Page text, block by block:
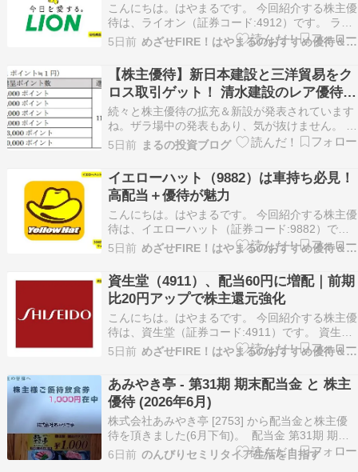
こんにちは。はやまるです。 今回紹介する株主優
待は、ライオン（証券コード:4912）です。 ライ
オンとは？ ライオンは、洗剤、歯磨き、石鹸など
を手がける日本の大手生活用品メーカーです。
「暮らしの質を向上させる」ことを目指してお
り、環境への配慮や健康をテーマにした製品開発
にも力…
5日前 めざせFIRE！はやまるのおすすめ優待＆高配当株
【株主優待】新日本建設と三洋貿易をク
ロス取引ゲット！ 清水建設のレア優待到
着！
続々と株主優待の拡充＆新設が発表されています
ね。ザラ場中の発表もあり、気が抜けません。 今
日は下記２銘柄の株主優待をクロス取引でゲット
しました。 ２銘柄とも「高配当×割安」で魅力的
な水準ですね。ひとまずクロス取引で確保しまし
たが、権利後に現物で長期保有するのもアリかな
と思っていま…
5日前 まるの投資ブログ
イエローハット（9882）は車持ち必見！
高配当＋優待が魅力
こんにちは。はやまるです。 今回紹介する株主優
待は、イエローハット（証券コード:9882）で
す。 イエローハットとは？ イエローハットは、
日本の自動車関連の小売企業で、主に自動車部品
やアクセサリー、オイル、タイヤなどを販売して
います。 また、車検や整備、カスタマイズサービ
スも提…
5日前 めざせFIRE！はやまるのおすすめ優待＆高配当株
資生堂（4911）、配当60円に増配｜前期
比20円アップで株主還元強化
こんにちは。はやまるです。 今回紹介する株主優
待は、資生堂（証券コード:4911）です。 資生堂
とは？ 資生堂は、日本を代表する化粧品メーカー
であり、アジア最大級、そして世界でも有数のグ
ローバルビューティーカンパニーです。 1872年
に日本初の洋風調剤薬局として創業し、現在は
化…
5日前 めざせFIRE！はやまるのおすすめ優待＆高配当株
あみやき亭 - 第31期 期末配当金 と 株主
優待 (2026年6月)
株式会社あみやき亭 [2753] から配当金と株主優
待を頂きました(6月下旬)。 配当金 第31期 期末
配当金 1株あたりの配当金: 17円 支払い確定日: 6
月17日 年間配当金は34円となり、6月27日時点
6日前 のんびりセミリタイア生活を目指す